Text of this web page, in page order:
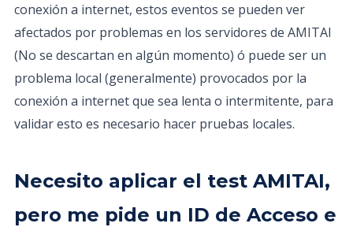
conexión a internet, estos eventos se pueden ver
afectados por problemas en los servidores de AMITAI
(No se descartan en algún momento) ó puede ser un
problema local (generalmente) provocados por la
conexión a internet que sea lenta o intermitente, para
validar esto es necesario hacer pruebas locales.
Necesito aplicar el test AMITAI,
pero me pide un ID de Acceso e